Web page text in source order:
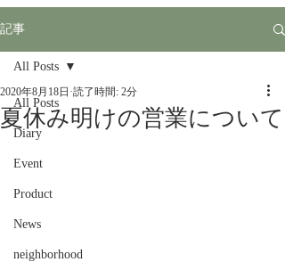
記事
All Posts
Diary
Event
Product
News
neighborhood
All Posts
夏休み明けの営業について
2020年8月18日 読了時間: 2分